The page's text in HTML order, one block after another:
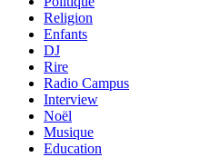
Religion
Enfants
DJ
Rire
Radio Campus
Interview
Noël
Musique
Education